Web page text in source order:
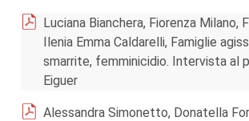
Luciana Bianchera, Fiorenza Milano,
Ilenia Emma Caldarelli, Famiglie
smarrite, femminicidio. Intervista al
Eiguer
Alessandra Simonetto, Donatella